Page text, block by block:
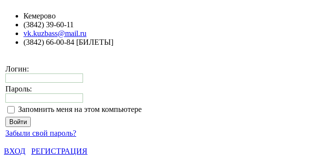
Кемерово
(3842) 39-60-11
vk.kuzbass@mail.ru
(3842) 66-00-84 [БИЛЕТЫ]
Логин:
Пароль:
Запомнить меня на этом компьютере
Забыли свой пароль?
ВХОД
РЕГИСТРАЦИЯ